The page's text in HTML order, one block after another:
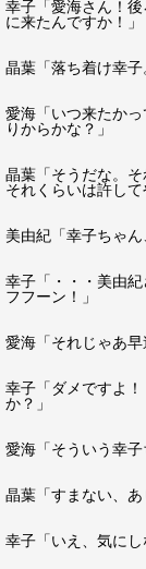
幸子「愛海さん！
に来たんですか！」
晶葉「落ち着け幸子
愛海「いつ来たか
りからかな？」
晶葉「そうだな。そ
それくらいは許して
美由紀「幸子ちゃん
幸子「・・・美由
フフーン！」
愛海「それじゃあ早
幸子「ダメですよ
か？」
愛海「そういう幸子
晶葉「すまない、あ
幸子「いえ、気にし